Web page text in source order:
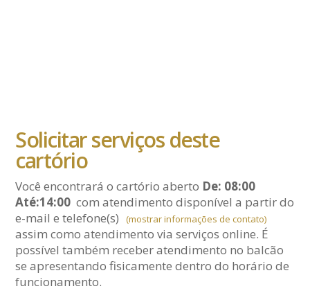
Solicitar serviços deste
cartório
Você encontrará o cartório aberto De: 08:00
Até:14:00 com atendimento disponível a partir do
e-maile telefone(s) (mostrar informações de contato)
assim como atendimento via serviços online. É
possível também receber atendimento no balcão
se apresentando fisicamente dentro do horário de
funcionamento.